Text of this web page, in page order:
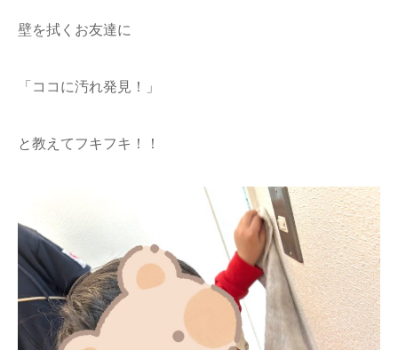
壁を拭くお友達に
「ココに汚れ発見！」
と教えてフキフキ！！